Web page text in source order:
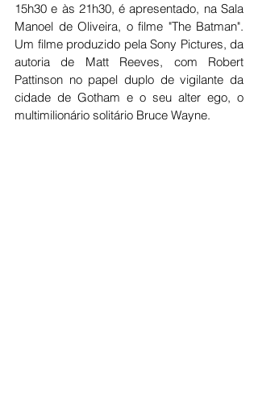
15h30 e às 21h30, é apresentado, na Sala
Manoel de Oliveira, o filme "The Batman".
Um filme produzido pela Sony Pictures, da
autoria de Matt Reeves, com Robert
Pattinson no papel duplo de vigilante da
cidade de Gotham e o seu alter ego, o
multimilionário solitário Bruce Wayne.